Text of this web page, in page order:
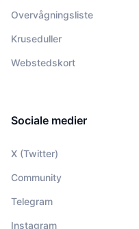
Overvågningsliste
Kruseduller
Webstedskort
Sociale medier
X (Twitter)
Community
Telegram
Instagram